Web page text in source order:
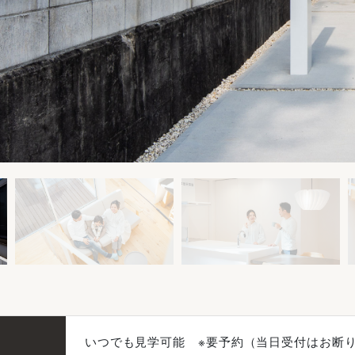
いつでも見学可能 ※要予約（当日受付はお断